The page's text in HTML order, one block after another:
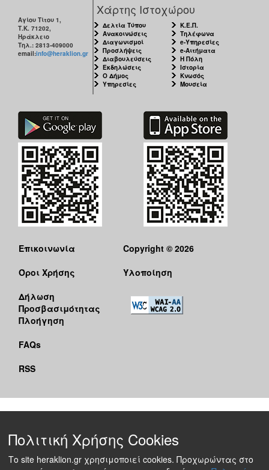
Αγίου Τίτου 1,
Τ.Κ. 71202,
Ηράκλειο
Τηλ.: 2813-409000
email:info@heraklion.gr
Χάρτης Ιστοχώρου
Δελτία Τύπου
Ανακοινώσεις
Διαγωνισμοί
Προσλήψεις
Διαβουλεύσεις
Εκδηλώσεις
Ο Δήμος
Υπηρεσίες
Κ.Ε.Π.
Τηλέφωνα
e-Υπηρεσίες
e-Αιτήματα
Η Πόλη
Ιστορία
Κνωσός
Μουσεία
Επικοινωνία
Όροι Χρήσης
Δήλωση
Προσβασιμότητας
Πλοήγηση
FAQs
RSS
Copyright © 2026
Υλοποίηση
Πολιτική Χρήσης Cookies
Το site heraklion.gr χρησιμοποιεί cookies. Προχωρώντας στο